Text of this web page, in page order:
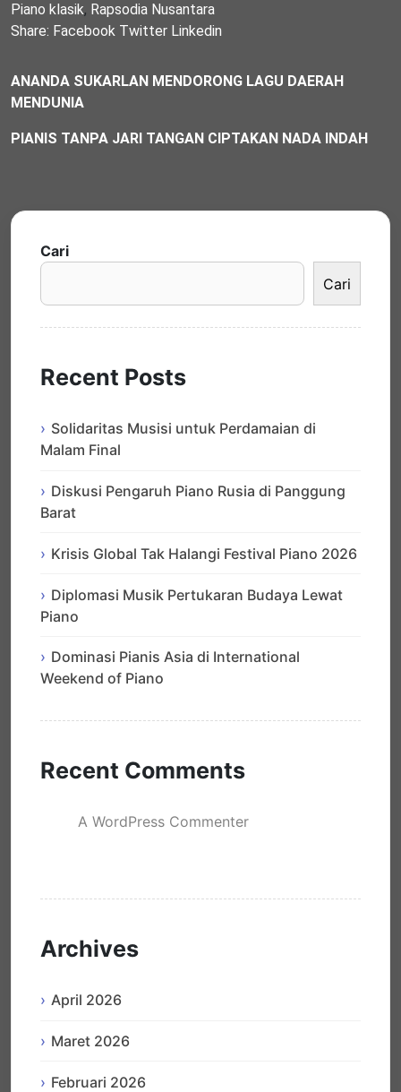
Piano klasik, Rapsodia Nusantara
Share: Facebook Twitter Linkedin
ANANDA SUKARLAN MENDORONG LAGU DAERAH
MENDUNIA
PIANIS TANPA JARI TANGAN CIPTAKAN NADA INDAH
Cari
Cari
Recent Posts
Solidaritas Musisi untuk Perdamaian di
Malam Final
Diskusi Pengaruh Piano Rusia di Panggung
Barat
Krisis Global Tak Halangi Festival Piano 2026
Diplomasi Musik Pertukaran Budaya Lewat
Piano
Dominasi Pianis Asia di International
Weekend of Piano
Recent Comments
A WordPress Commenter
Archives
April 2026
Maret 2026
Februari 2026